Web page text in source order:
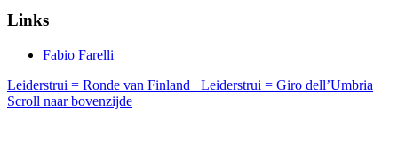
Links
Fabio Farelli
Leiderstrui = Ronde van Finland
Leiderstrui = Giro dell’Umbria
Scroll naar bovenzijde